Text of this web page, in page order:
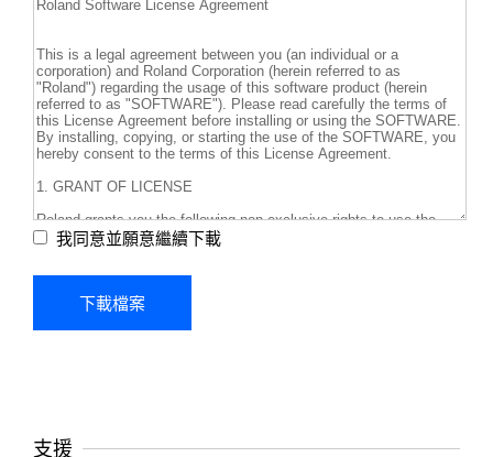
我同意並願意繼續下載
支援